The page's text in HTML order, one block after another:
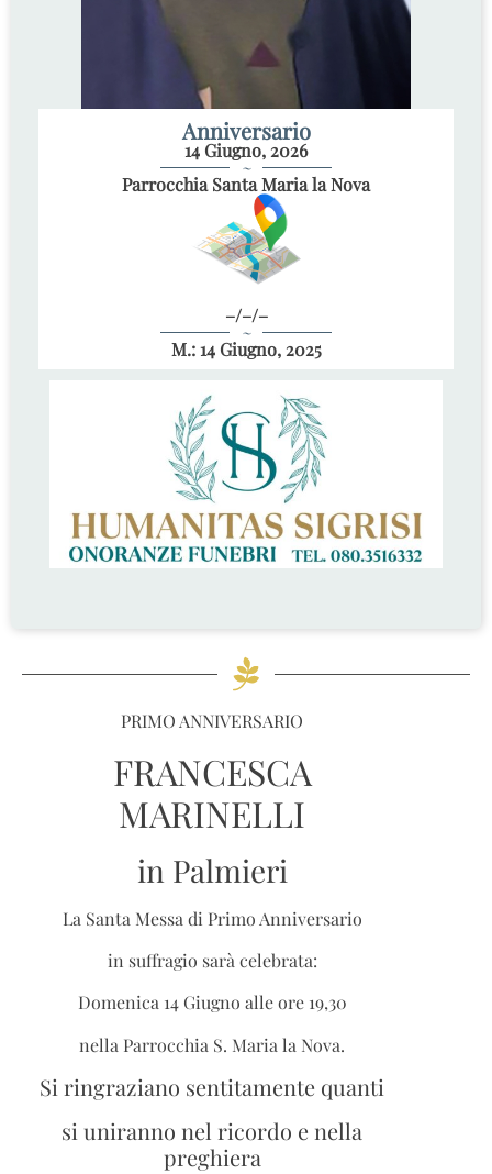
Anniversario
14 Giugno, 2026
~
Parrocchia Santa Maria la Nova
–/–/–
~
M.: 14 Giugno, 2025
PRIMO ANNIVERSARIO
FRANCESCA
MARINELLI
in Palmieri
La Santa Messa di Primo Anniversario
in suffragio sarà celebrata:
Domenica 14 Giugno alle ore 19,30
nella Parrocchia S. Maria la Nova.
Si ringraziano sentitamente quanti
si uniranno nel ricordo e nella
preghiera